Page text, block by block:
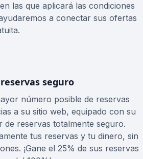
las que aplicará las condiciones
a conectar sus ofertas
seguro
número posible de reservas
a su sitio web, equipado con su
de reservas totalmente seguro.
tus reservas y tu dinero, sin
¡Gane el 25% de sus reservas